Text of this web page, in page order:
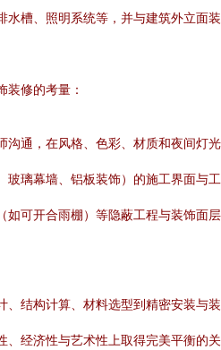
水槽、照明系统等，并与建筑外立面
修的考量：
通，在风格、色彩、材质和夜间灯
玻璃幕墙、铝板装饰）的施工界面与
可开合雨棚）等隐蔽工程与装饰面
结构计算、材料选型到精密安装与
经济性与艺术性上取得完美平衡的